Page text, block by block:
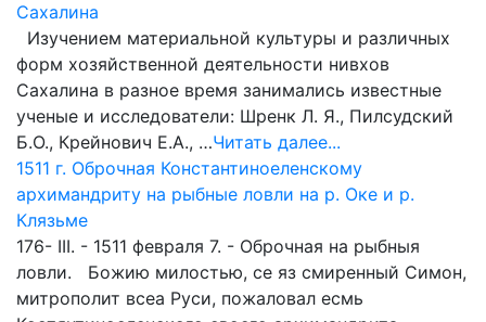
Сахалина
Изучением материальной культуры и различных
форм хозяйственной деятельности нивхов
Сахалина в разное время занимались известные
ученые и исследователи: Шренк Л. Я., Пилсудский
Б.О., Крейнович Е.А., …Читать далее...
1511 г. Оброчная Константиноеленскому
архимандриту на рыбные ловли на р. Оке и р.
Клязьме
176- III. - 1511 февраля 7. - Оброчная на рыбныя
ловли. Божию милостью, се яз смиренный Симон,
митрополит всеа Руси, пожаловал есмь